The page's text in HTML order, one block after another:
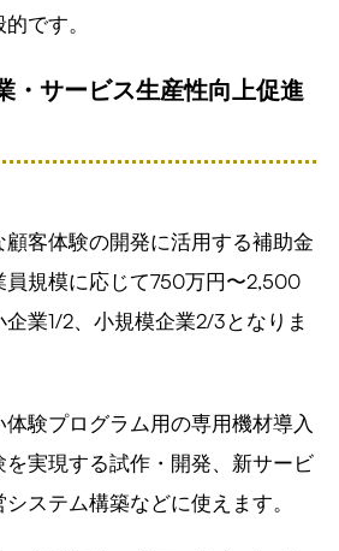
です。
・サービス生産性向上促進
客体験の開発に活用する補助金
員規模に応じて750万円〜2,500
業1/2、小規模企業2/3となりま
験プログラム用の専用機材導入
実現する試作・開発、新サービ
ステム構築などに使えます。